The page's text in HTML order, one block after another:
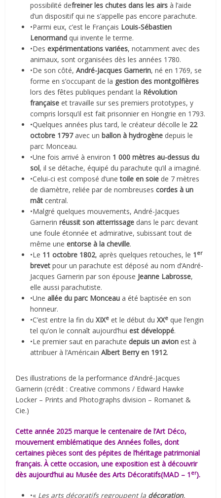
possibilité defreiner les chutes dans les airs à l’aide
d’un dispositif qui ne s’appelle pas encore parachute.
•Parmi eux, c’est le Français Louis-Sébastien
Lenormand qui invente le terme.
•Desexpérimentations variées, notamment avec des
animaux, sont organisées dès les années 1780.
•De son côté,André-Jacques Garnerin, né en 1769, se
forme en s’occupant de la gestion des montgolfières
lors des fêtes publiques pendant la Révolution
française et travaille sur ses premiers prototypes, y
compris lorsqu’il est fait prisonnier en Hongrie en 1793.
•Quelques années plus tard, le créateur décolle le 22
octobre 1797avec un ballon à hydrogène depuis le
parc Monceau.
•Une fois arrivé à environ 1 000 mètres au-dessus du
sol, il se détache, équipé du parachute qu’il a imaginé.
•Celui-ci est composé d’unetoile en soie de 7 mètres
de diamètre, reliée par de nombreuses cordes à un
mât central.
•Malgré quelques mouvements, André-Jacques
Garnerinréussit son atterrissage dans le parc devant
une foule étonnée et admirative, subissant tout de
même uneentorse à la cheville.
•Le 11 octobre 1802, après quelques retouches, le 1 er
brevetpour un parachute est déposé au nom d’André-
Jacques Garnerin par son épouse Jeanne Labrosse,
elle aussi parachutiste.
•Uneallée du parc Monceau a été baptisée en son
honneur.
•C’est entre la fin du XIXe et le début du XXe que l’engin
tel qu’on le connaît aujourd’huiest développé.
•Le premier saut en parachutedepuis un avionest à
attribuer à l’AméricainAlbert Berry en 1912.
Des illustrations de la performance d’André-Jacques
Garnerin (crédit : Creative commons / Edward Hawke
Locker – Prints and Photographs division – Romanet &
Cie.)
Cette année 2025 marque le centenaire de l’Art Déco,
mouvement emblématique des Années folles, dont
certaines pièces sont des pépites de l’héritage patrimonial
français. À cette occasion, une exposition est à découvrir
dès aujourd’hui au Musée des Arts Décoratifs(MAD – 1 er).
•« Les arts décoratifs regroupent la décoration,